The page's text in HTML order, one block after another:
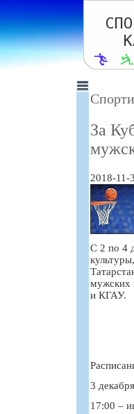
За
2018-11-
С 2 по 4
мужских
и КГАУ.
3 декабря
17:00 –